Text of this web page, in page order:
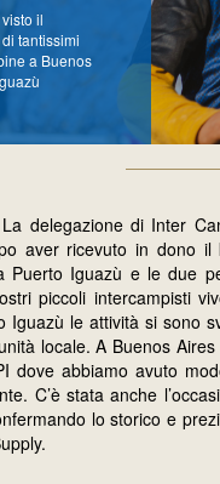
il
tantissimi
a Buenos
delegazione di Inter
aver ricevuto in dono il
Puerto Iguazù e le due
piccoli intercampisti
Iguazù le attività si sono
locale. A Buenos
dove abbiamo avuto
C’è stata anche
lo storico e